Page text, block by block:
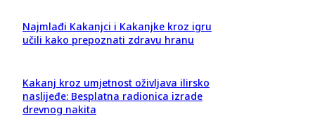
Najmlađi Kakanjci i Kakanjke kroz igru
učili kako prepoznati zdravu hranu
Kakanj kroz umjetnost oživljava ilirsko
naslijeđe: Besplatna radionica izrade
drevnog nakita